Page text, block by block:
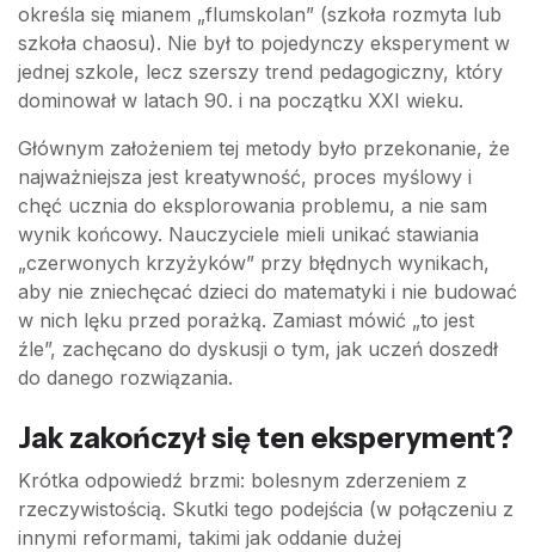
określa się mianem „flumskolan” (szkoła rozmyta lub
szkoła chaosu). Nie był to pojedynczy eksperyment w
jednej szkole, lecz szerszy trend pedagogiczny, który
dominował w latach 90. i na początku XXI wieku.
Głównym założeniem tej metody było przekonanie, że
najważniejsza jest kreatywność, proces myślowy i
chęć ucznia do eksplorowania problemu, a nie sam
wynik końcowy. Nauczyciele mieli unikać stawiania
„czerwonych krzyżyków” przy błędnych wynikach,
aby nie zniechęcać dzieci do matematyki i nie budować
w nich lęku przed porażką. Zamiast mówić „to jest
źle”, zachęcano do dyskusji o tym, jak uczeń doszedł
do danego rozwiązania.
Jak zakończył się ten eksperyment?
Krótka odpowiedź brzmi: bolesnym zderzeniem z
rzeczywistością. Skutki tego podejścia (w połączeniu z
innymi reformami, takimi jak oddanie dużej